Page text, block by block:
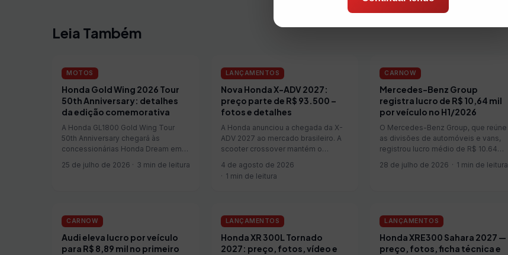
Leia Também
MOTOS
Honda Gold Wing 2026 Tour
50th Anniversary: detalhes
da edição comemorativa
A Honda GL1800 Gold Wing Tour
50th Anniversary chegará às
concessionárias Honda Dream em
sugerido de R$ 304.450, sem incluir
25 de julho de 2026 3 min de leitura
LANÇAMENTOS
Nova Honda X-ADV 2027:
preço parte de R$ 93.500 –
fotos e detalhes
A Honda anunciou a chegada da X-
ADV 2027 ao mercado brasileiro. A
scooter crossover mantém o
equipamentos da linha anterior,
concentrando as novidades em
4 de agosto de 2026
1 min de leitura
CARNOW
Mercedes-Benz Group
registra lucro de R$ 10,64 mil
por veículo no H1/2026
O Mercedes-Benz Group, que reúne
as divisões de automóveis e vans,
registrou lucro médio de R$ 10.643
semestre de 2026. O valor ficou
28 de julho de 2026 1 min de leitura
CARNOW
Audi eleva lucro por veículo
para R$ 8,89 mil no primeiro
LANÇAMENTOS
Honda XR 300L Tornado
2027: preço, fotos, vídeo e
LANÇAMENTOS
Honda XRE300 Sahara 2027 —
preço, fotos, ficha técnica e